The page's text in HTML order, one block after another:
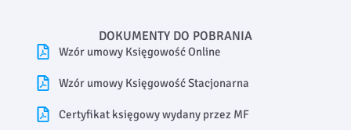
DOKUMENTY DO POBRANIA
Wzór umowy Księgowość Online
Wzór umowy Księgowość Stacjonarna
Certyfikat księgowy wydany przez MF